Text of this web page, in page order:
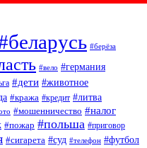
#берёза
#вело #германия
#дети #животное
#кража #кредит #литва
#мошенничество #налог
#пожар #польша #приговор
#сигарета #суд #телефон #футбол